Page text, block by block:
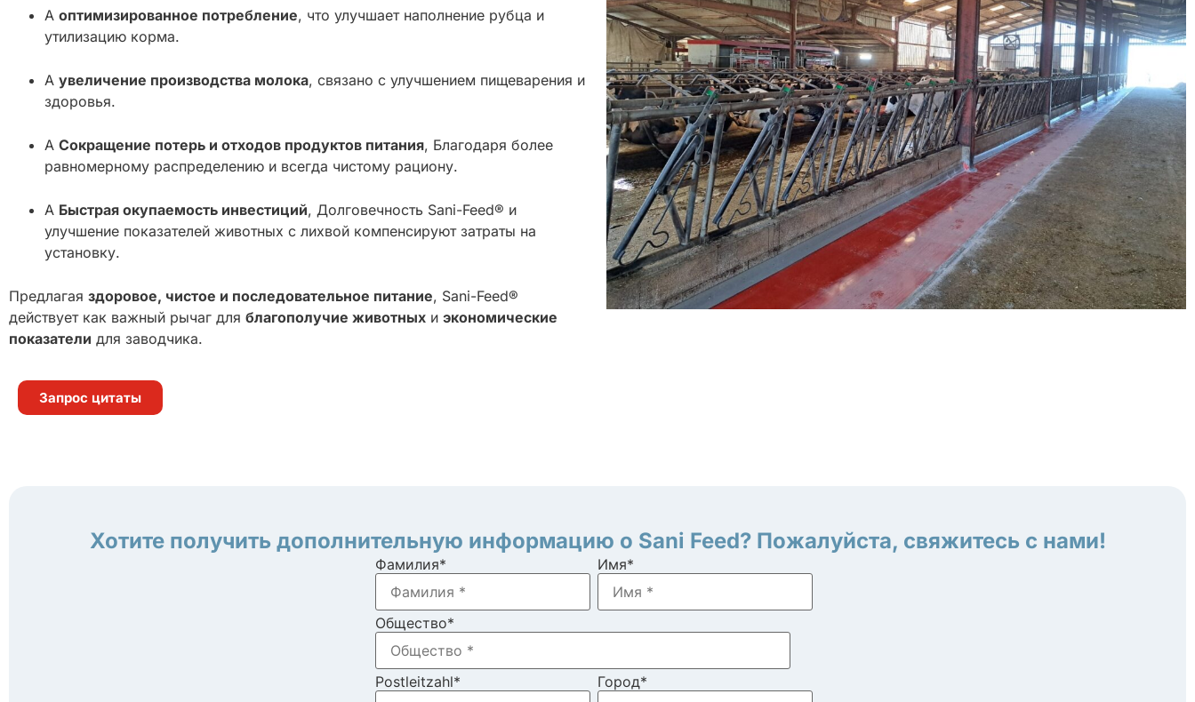
A оптимизированное потребление, что улучшает наполнение рубца и
утилизацию корма.
A увеличение производства молока, связано с улучшением пищеварения и
здоровья.
A Сокращение потерь и отходов продуктов питания, Благодаря более
равномерному распределению и всегда чистому рациону.
A Быстрая окупаемость инвестиций, Долговечность Sani-Feed® и
улучшение показателей животных с лихвой компенсируют затраты на
установку.
Предлагая здоровое, чистое и последовательное питание, Sani-Feed®
действует как важный рычаг для благополучие животных и экономические
показатели для заводчика.
Запрос цитаты
Хотите получить дополнительную информацию о Sani Feed? Пожалуйста, свяжитесь с нами!
Фамилия* Имя*
Общество*
Postleitzahl* Город*